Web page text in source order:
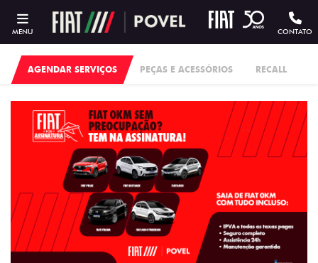
MENU CONTATO
AGENDAR SERVIÇOS PEÇAS E ACESSÓRIOS RECALL